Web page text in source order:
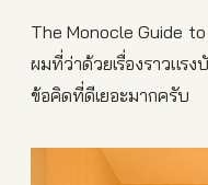
The Monocle Guide
ผมที่ว่าด้วยเรื่องราวแร
ข้อคิดที่ดีเยอะมากครับ